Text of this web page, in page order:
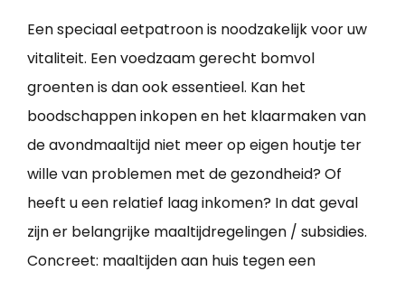
Een speciaal eetpatroon is noodzakelijk voor uw
vitaliteit. Een voedzaam gerecht bomvol
groenten is dan ook essentieel. Kan het
boodschappen inkopen en het klaarmaken van
de avondmaaltijd niet meer op eigen houtje ter
wille van problemen met de gezondheid? Of
heeft u een relatief laag inkomen? In dat geval
zijn er belangrijke maaltijdregelingen / subsidies.
Concreet: maaltijden aan huis tegen een